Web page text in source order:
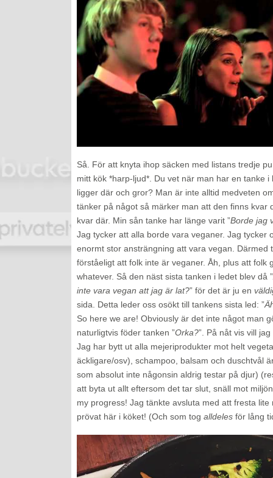
Så. För att knyta ihop säcken med listans tredje
mitt kök *harp-ljud*. Du vet när man har en tanke
ligger där och gror? Man är inte alltid medveten
tänker på något så märker man att den finns kvar
kvar där. Min sån tanke har länge varit ”Borde jag
Jag tycker att alla borde vara veganer. Jag tycker
enormt stor ansträngning att vara vegan. Därmed
förståeligt att folk inte är veganer. Åh, plus att folk
whatever. Så den näst sista tanken i ledet blev då ”
inte vara vegan att jag är lat?” för det är ju en
sida. Detta leder oss osökt till tankens sista led: ”
So here we are! Obviously är det inte något man
naturligtvis föder tanken ”Orka?”. På nåt vis vill
Jag har bytt ut alla mejeriprodukter mot helt
äckligare/osv), schampoo, balsam och duschtvål
som absolut inte någonsin aldrig testar på djur)
att byta ut allt eftersom det tar slut, snäll mot
my progress! Jag tänkte avsluta med att fresta
prövat här i köket! (Och som tog alldelesför lång